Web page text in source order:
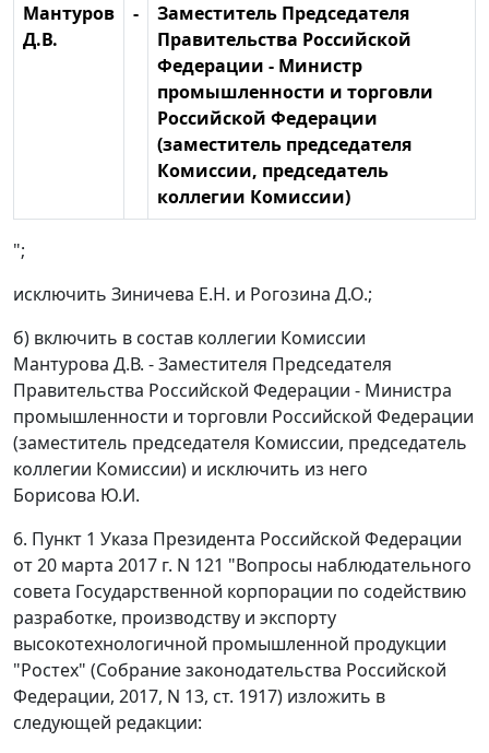
Мантуров
Д.В.
-
Заместитель Председателя
Правительства Российской
Федерации - Министр
промышленности и торговли
Российской Федерации
(заместитель председателя
Комиссии, председатель
коллегии Комиссии)
";
исключить Зиничева Е.Н. и Рогозина Д.О.;
б) включить в состав коллегии Комиссии
Мантурова Д.В. - Заместителя Председателя
Правительства Российской Федерации - Министра
промышленности и торговли Российской Федерации
(заместитель председателя Комиссии, председатель
коллегии Комиссии) и исключить из него
Борисова Ю.И.
6. Пункт 1 Указа Президента Российской Федерации
от 20 марта 2017 г. N 121 "Вопросы наблюдательного
совета Государственной корпорации по содействию
разработке, производству и экспорту
высокотехнологичной промышленной продукции
"Ростех" (Собрание законодательства Российской
Федерации, 2017, N 13, ст. 1917) изложить в
следующей редакции: